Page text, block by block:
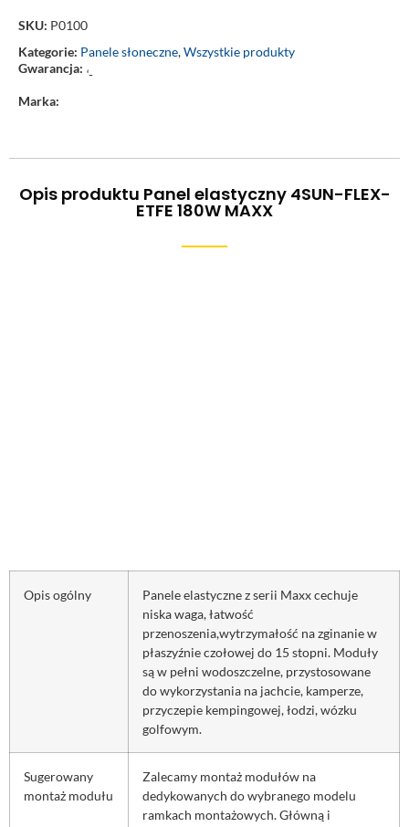
SKU: P0100
Kategorie: Panele słoneczne,Wszystkie produkty
Gwarancja: ‘-
Marka:
Opis produktu Panel elastyczny 4SUN-FLEX-
ETFE 180W MAXX
Opis ogólny
Panele elastyczne z serii Maxx cechuje
niska waga, łatwość
przenoszenia,wytrzymałość na zginanie w
płaszyźnie czołowej do 15 stopni. Moduły
są w pełni wodoszczelne, przystosowane
do wykorzystania na jachcie, kamperze,
przyczepie kempingowej, łodzi, wózku
golfowym.
Sugerowany
montaż modułu
Zalecamy montaż modułów na
dedykowanych do wybranego modelu
ramkach montażowych. Główną i